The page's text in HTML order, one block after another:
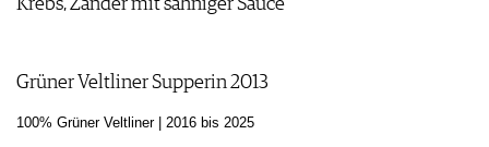
Krebs, Zander mit sahniger Sauce
Grüner Veltliner Supperin 2013
100% Grüner Veltliner | 2016 bis 2025